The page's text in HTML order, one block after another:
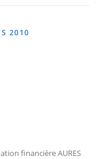
2010
financière AURES